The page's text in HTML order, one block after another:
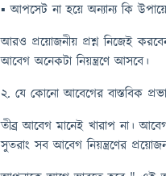
▪ আপসেট না হয়ে অন্যান্য কি
আরও প্রয়োজনীয় প্রশ্ন নিজেই
আবেগ অনেকটা নিয়ন্ত্রণে আসবে।
২. যে কোনো আবেগের বাস্তবিক
তীব্র আবেগ মানেই খারাপ না।
সুতরাং সব আবেগ নিয়ন্ত্রণের